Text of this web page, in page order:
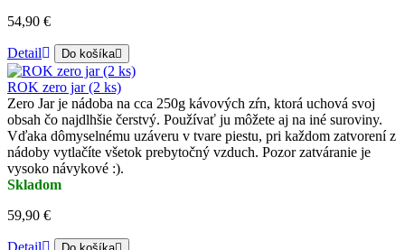
54,90 €
Detail Do košíka
ROK zero jar (2 ks)
Zero Jar je nádoba na cca 250g kávových zŕn, ktorá uchová svoj
obsah čo najdlhšie čerstvý. Používať ju môžete aj na iné suroviny.
Vďaka dômyselnému uzáveru v tvare piestu, pri každom zatvorení z
nádoby vytlačíte všetok prebytočný vzduch. Pozor zatváranie je
vysoko návykové :).
Skladom
59,90 €